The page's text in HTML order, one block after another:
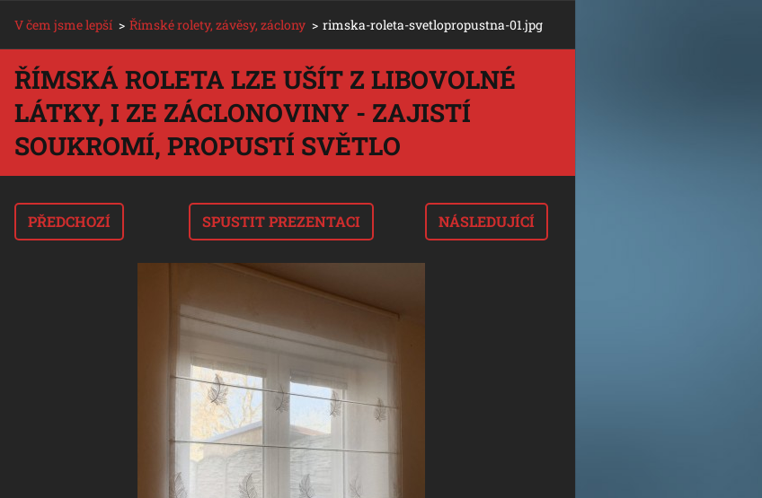
V čem jsme lepší > Římské rolety, závěsy, záclony > rimska-roleta-svetlopropustna-01.jpg
ŘÍMSKÁ ROLETA LZE UŠÍT Z LIBOVOLNÉ
LÁTKY, I ZE ZÁCLONOVINY - ZAJISTÍ
SOUKROMÍ, PROPUSTÍ SVĚTLO
PŘEDCHOZÍ SPUSTIT PREZENTACI NÁSLEDUJÍCÍ